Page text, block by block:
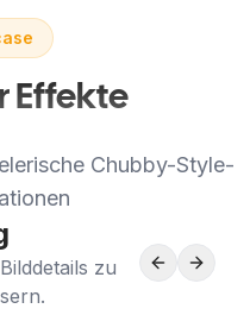
Effekte
Chubby-Style-
zu